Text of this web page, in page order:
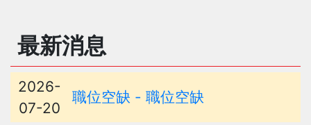
最新消息
2026-
07-20
職位空缺 - 職位空缺